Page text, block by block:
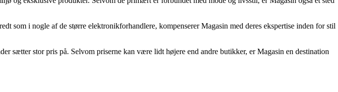
som i nogle af de større elektronikforhandlere, kompenserer Magasin med deres ekspertise inden for stil
sætter stor pris på. Selvom priserne kan være lidt højere end andre butikker, er Magasin en destination